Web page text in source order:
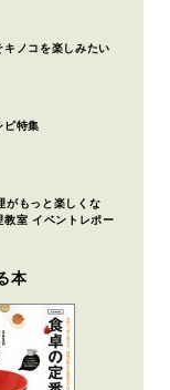
キノコを楽しみたい
ピ特集
がもっと楽しくな
室 イベントレポー
本